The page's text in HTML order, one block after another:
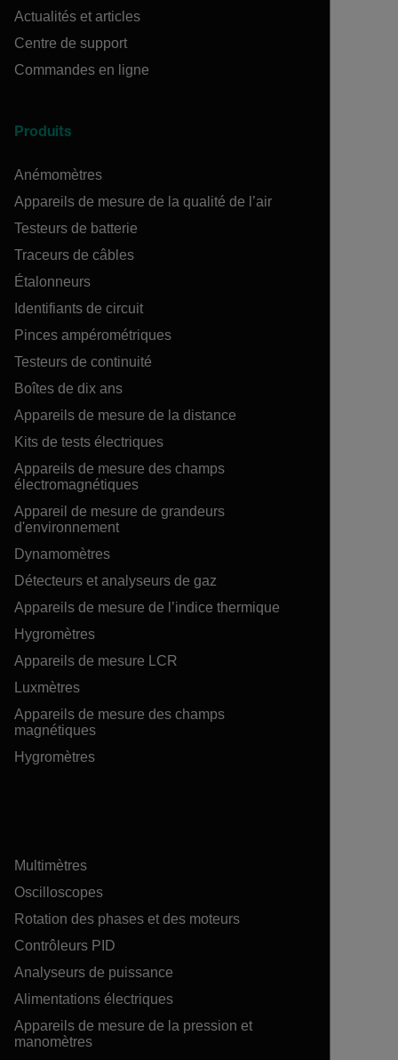
Actualités et articles
Centre de support
Commandes en ligne
Produits
Anémomètres
Appareils de mesure de la qualité de l’air
Testeurs de batterie
Traceurs de câbles
Étalonneurs
Identifiants de circuit
Pinces ampérométriques
Testeurs de continuité
Boîtes de dix ans
Appareils de mesure de la distance
Kits de tests électriques
Appareils de mesure des champs
électromagnétiques
Appareil de mesure de grandeurs
d'environnement
Dynamomètres
Détecteurs et analyseurs de gaz
Appareils de mesure de l’indice thermique
Hygromètres
Appareils de mesure LCR
Luxmètres
Appareils de mesure des champs
magnétiques
Hygromètres
Multimètres
Oscilloscopes
Rotation des phases et des moteurs
Contrôleurs PID
Analyseurs de puissance
Alimentations électriques
Appareils de mesure de la pression et
manomètres